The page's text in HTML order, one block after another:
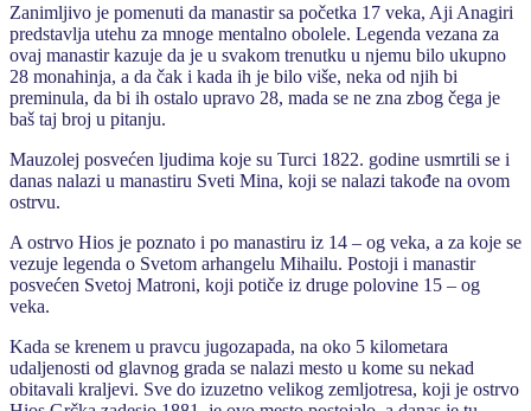
Zanimljivo je pomenuti da manastir sa početka 17 veka, Aji Anagiri
predstavlja utehu za mnoge mentalno obolele. Legenda vezana za
ovaj manastir kazuje da je u svakom trenutku u njemu bilo ukupno
28 monahinja, a da čak i kada ih je bilo više, neka od njih bi
preminula, da bi ih ostalo upravo 28, mada se ne zna zbog čega je
baš taj broj u pitanju.
Mauzolej posvećen ljudima koje su Turci 1822. godine usmrtili se i
danas nalazi u manastiru Sveti Mina, koji se nalazi takođe na ovom
ostrvu.
A ostrvo Hios je poznato i po manastiru iz 14 – og veka, a za koje se
vezuje legenda o Svetom arhangelu Mihailu. Postoji i manastir
posvećen Svetoj Matroni, koji potiče iz druge polovine 15 – og
veka.
Kada se krenem u pravcu jugozapada, na oko 5 kilometara
udaljenosti od glavnog grada se nalazi mesto u kome su nekad
obitavali kraljevi. Sve do izuzetno velikog zemljotresa, koji je ostrvo